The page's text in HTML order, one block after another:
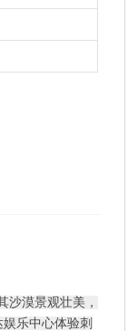
沙漠景观壮美，
乐中心体验刺